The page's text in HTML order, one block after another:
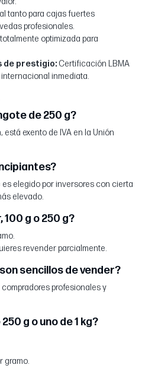
tanto para cajas fuertes
profesionales.
optimizada para
de prestigio: Certificación LBMA
inmediata.
de 250 g?
está exento de IVA en la Unión
elegido por inversores con cierta
elevado.
g o 250 g?
revender parcialmente.
sencillos de vender?
profesionales y
g o uno de 1 kg?
gramo.